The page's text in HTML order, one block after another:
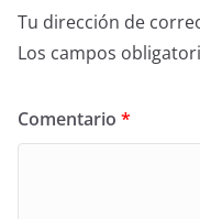
Tu dirección de
Los campos
Comentario *